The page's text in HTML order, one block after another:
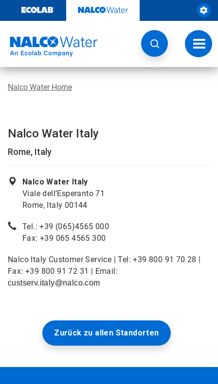
Inhalt
Nalco Water Home
Nalco Water Italy
Rome, Italy
Nalco Water Italy
Viale dell’Esperanto 71
Rome, Italy 00144
Tel.: +39 (065)4565 000
Fax: +39 065 4565 300
Nalco Italy Customer Service | Tel: +39 800 91 70 28 |
Fax: +39 800 91 72 31 | Email:
custserv.italy@nalco.com
Zurück zu allen Standorten